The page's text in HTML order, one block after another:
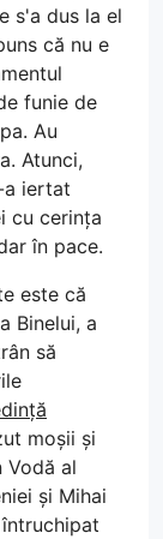
s'a dus la el
că nu e
funie de
Au
Atunci,
a iertat
cu cerința
în pace.
este că
Binelui, a
să
moșii și
Vodă al
și Mihai